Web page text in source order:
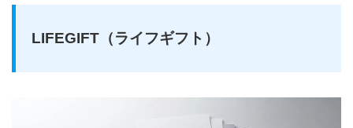
LIFEGIFT（ライフギフト）